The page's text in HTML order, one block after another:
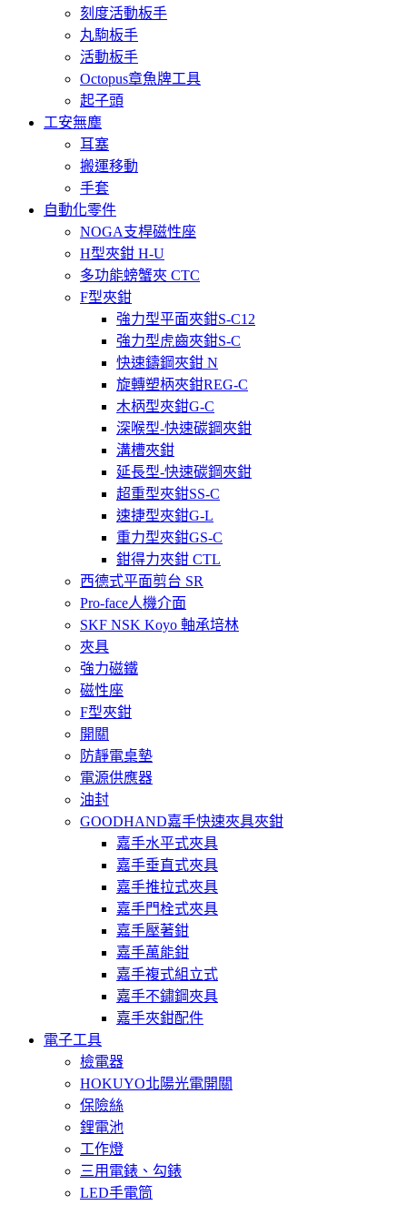
刻度活動板手
丸駒板手
活動板手
Octopus章魚牌工具
起子頭
工安無塵
耳塞
搬運移動
手套
自動化零件
NOGA支桿磁性座
H型夾鉗 H-U
多功能螃蟹夾 CTC
F型夾鉗
強力型平面夾鉗S-C12
強力型虎齒夾鉗S-C
快速鑄鋼夾鉗 N
旋轉塑柄夾鉗REG-C
木柄型夾鉗G-C
深喉型-快速碳鋼夾鉗
溝槽夾鉗
延長型-快速碳鋼夾鉗
超重型夾鉗SS-C
速捷型夾鉗G-L
重力型夾鉗GS-C
鉗得力夾鉗 CTL
西德式平面剪台 SR
Pro-face人機介面
SKF NSK Koyo 軸承培林
夾具
強力磁鐵
磁性座
F型夾鉗
開關
防靜電桌墊
電源供應器
油封
GOODHAND嘉手快速夾具夾鉗
嘉手水平式夾具
嘉手垂直式夾具
嘉手推拉式夾具
嘉手門栓式夾具
嘉手壓著鉗
嘉手萬能鉗
嘉手複式組立式
嘉手不鏽鋼夾具
嘉手夾鉗配件
電子工具
檢電器
HOKUYO北陽光電開關
保險絲
鋰電池
工作燈
三用電錶、勾錶
LED手電筒